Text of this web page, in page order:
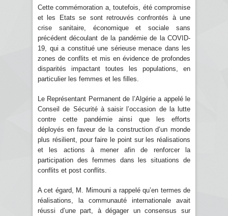
Cette commémoration a, toutefois, été compromise
et les Etats se sont retrouvés confrontés à une
crise sanitaire, économique et sociale sans
précédent découlant de la pandémie de la COVID-
19, qui a constitué une sérieuse menace dans les
zones de conflits et mis en évidence de profondes
disparités impactant toutes les populations, en
particulier les femmes et les filles.
Le Représentant Permanent de l’Algérie a appelé le
Conseil de Sécurité à saisir l’occasion de la lutte
contre cette pandémie ainsi que les efforts
déployés en faveur de la construction d’un monde
plus résilient, pour faire le point sur les réalisations
et les actions à mener afin de renforcer la
participation des femmes dans les situations de
conflits et post conflits.
A cet égard, M. Mimouni a rappelé qu’en termes de
réalisations, la communauté internationale avait
réussi d’une part, à dégager un consensus sur